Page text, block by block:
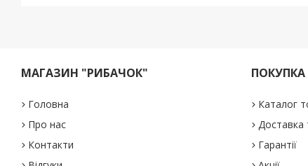
МАГАЗИН "РИБАЧОК"
Головна
Про нас
Контакти
ПОКУПКА
Каталог
Доставка
Гарантії